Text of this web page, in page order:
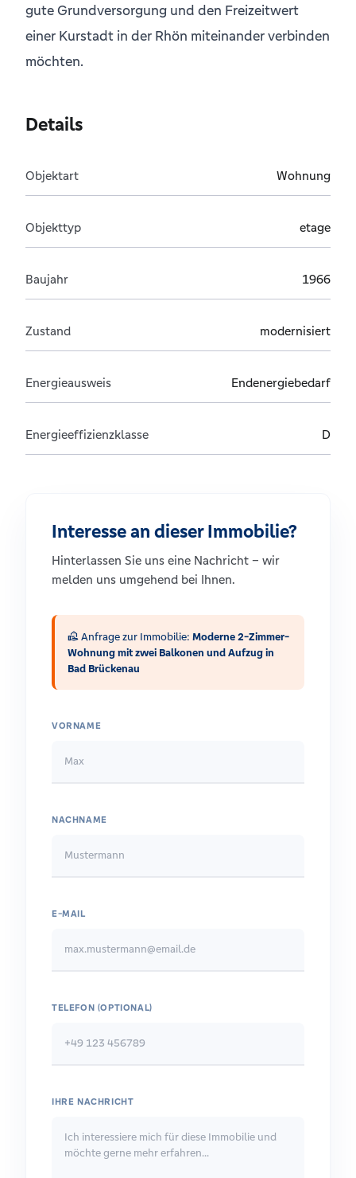
gute Grundversorgung und den Freizeitwert
einer Kurstadt in der Rhön miteinander verbinden
möchten.
Details
Objektart Wohnung
Objekttyp etage
Baujahr 1966
Zustand modernisiert
Energieausweis Endenergiebedarf
Energieeffizienzklasse D
Interesse an dieser Immobilie?
Hinterlassen Sie uns eine Nachricht – wir
melden uns umgehend bei Ihnen.
real_estate_agent Anfrage zur Immobilie: Moderne 2-Zimmer-
Wohnung mit zwei Balkonen und Aufzug in
Bad Brückenau
VORNAME
NACHNAME
E-MAIL
TELEFON (OPTIONAL)
IHRE NACHRICHT